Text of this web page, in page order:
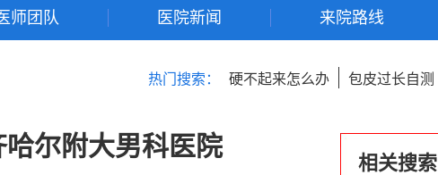
师团队 医院新闻 来院路线
热门搜索： 硬不起来怎么办 包皮过长自测
尔附大男科医院
相关搜索